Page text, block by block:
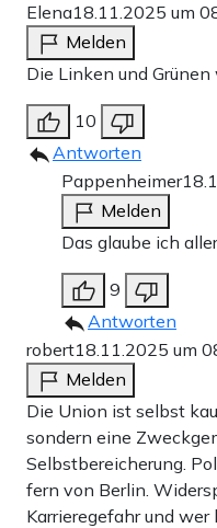
Elena18.11.2025 um
Melden
Die Linken und Grünen
10
Antworten
Pappenheimer
Melden
Das glaube ich
9
Antworten
robert18.11.2025 um
Melden
Die Union ist selbst
sondern eine
Selbstbereicherung.
fern von Berlin.
Karrieregefahr und